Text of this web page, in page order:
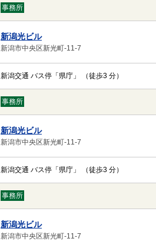
事務所
新潟光ビル
新潟市中央区新光町-11-7
新潟交通 バス停「県庁」 （徒歩3 分）
事務所
新潟光ビル
新潟市中央区新光町-11-7
新潟交通 バス停「県庁」 （徒歩3 分）
事務所
新潟光ビル
新潟市中央区新光町-11-7